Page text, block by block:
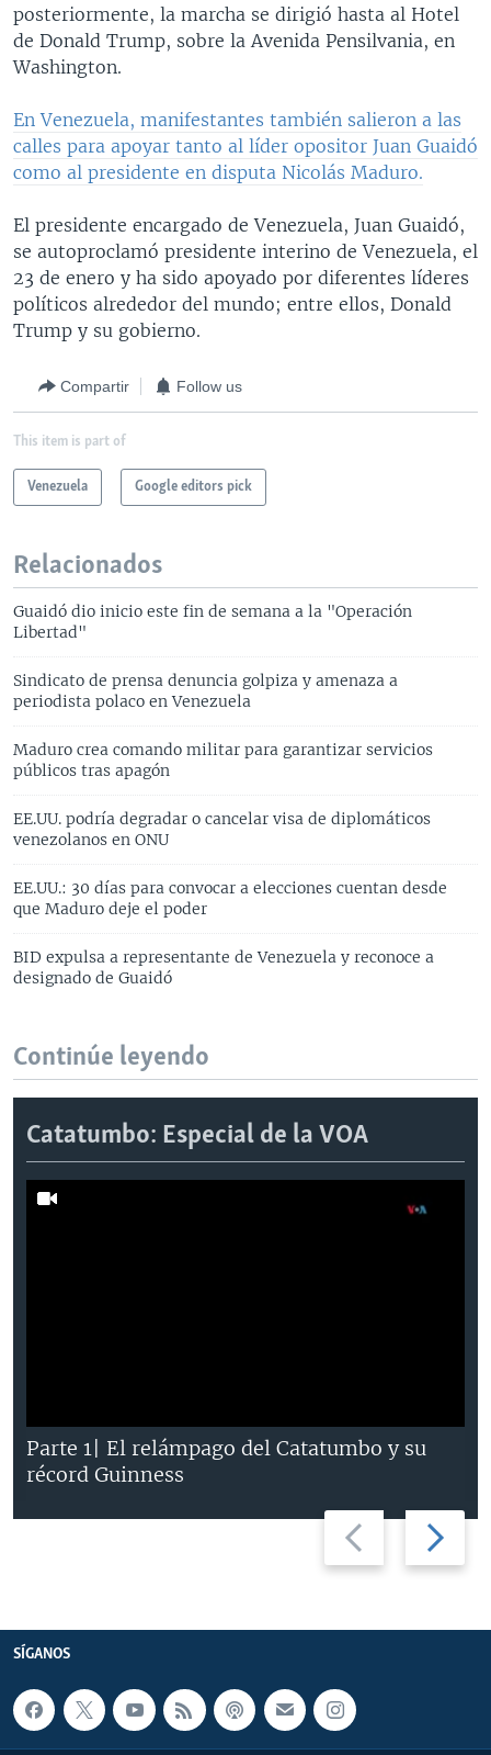
posteriormente, la marcha se dirigió hasta al Hotel
de Donald Trump, sobre la Avenida Pensilvania, en
Washington.
En Venezuela, manifestantes también salieron a las
calles para apoyar tanto al líder opositor Juan Guaidó
como al presidente en disputa Nicolás Maduro.
El presidente encargado de Venezuela, Juan Guaidó,
se autoproclamó presidente interino de Venezuela, el
23 de enero y ha sido apoyado por diferentes líderes
políticos alrededor del mundo; entre ellos, Donald
Trump y su gobierno.
Compartir Follow us
This item is part of
Venezuela Google editors pick
Relacionados
Guaidó dio inicio este fin de semana a la "Operación
Libertad"
Sindicato de prensa denuncia golpiza y amenaza a
periodista polaco en Venezuela
Maduro crea comando militar para garantizar servicios
públicos tras apagón
EE.UU. podría degradar o cancelar visa de diplomáticos
venezolanos en ONU
EE.UU.: 30 días para convocar a elecciones cuentan desde
que Maduro deje el poder
BID expulsa a representante de Venezuela y reconoce a
designado de Guaidó
Continúe leyendo
Catatumbo: Especial de la VOA
Previous
slide
Next
slide
Parte 1| El relámpago del Catatumbo y su
récord Guinness
SÍGANOS